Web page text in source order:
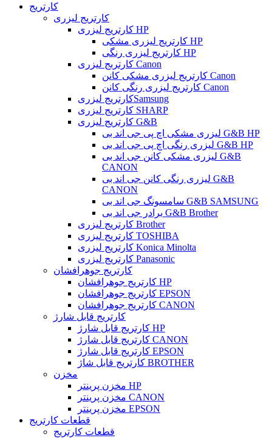
کارتریج
کارتریج لیزری
کارتریج لیزری HP
کارتریج لیزری مشکی HP
کارتریج لیزری رنگی HP
کارتربج لیزری Canon
کارتریج لیزری مشکی کانن Canon
کارتریج لیزری رنگی کانن Canon
کارتریج لیزریSamsung
کارتریج لیزری SHARP
کارتریج لیزری G&B
لیزری مشکی اچ پی جی اند بی G&B HP
لیزری رنگی اچ پی جی اند بی G&B HP
لیزری مشکی کانن جی اند بی G&B
CANON
لیزری رنگی کانن جی اند بی G&B
CANON
سامسونگ جی اند بی G&B SAMSUNG
برادر جی اند بی G&B Brother
کارتریج لیزری Brother
کارتریج لیزری TOSHIBA
کارتریج لیزری Konica Minolta
کارتریج لیزری Panasonic
کارتریج جوهرافشان
کارتریج جوهرافشان HP
کارتریج جوهرافشان EPSON
کارتریج جوهرافشان CANON
کارتریج قابل شارژ
کارتریج قابل شارژ HP
کارتریج قابل شارژ CANON
کارتریج قابل شارژ EPSON
کارتریج قابل شاژ BROTHER
مخزن
مخزن پرینتر HP
مخزن پرینتر CANON
مخزن پرینتر EPSON
قطعات کارتریج
قطعات کارتریج